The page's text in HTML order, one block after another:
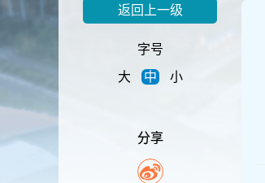
返回上一级
字号
大
中 小
分享